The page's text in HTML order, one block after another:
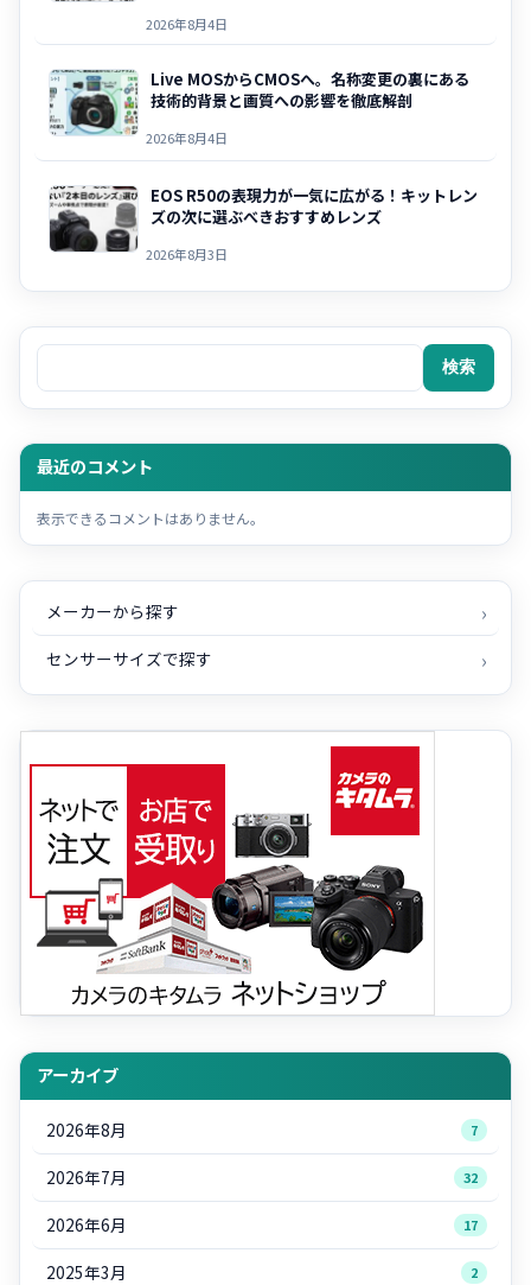
2026年8月4日
Live MOSからCMOSへ。名称変更の裏にある
技術的背景と画質への影響を徹底解剖
2026年8月4日
EOS R50の表現力が一気に広がる！キットレン
ズの次に選ぶべきおすすめレンズ
2026年8月3日
検索
検索
最近のコメント
表示できるコメントはありません。
メーカーから探す
センサーサイズで探す
アーカイブ
2026年8月 7
2026年7月 32
2026年6月 17
2025年3月 2